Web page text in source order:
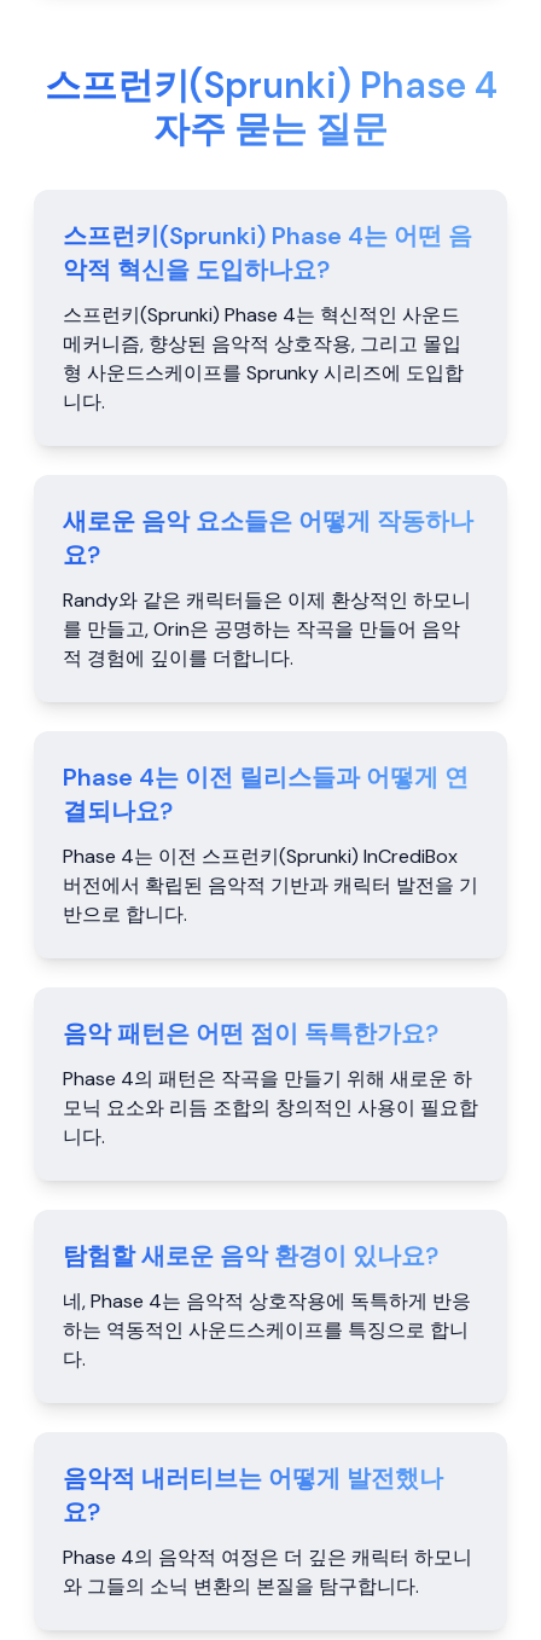
스프런키(Sprunki) Phase 4
자주 묻는 질문
스프런키(Sprunki) Phase 4는 어떤 음
악적 혁신을 도입하나요?
스프런키(Sprunki) Phase 4는 혁신적인 사운드
메커니즘, 향상된 음악적 상호작용, 그리고 몰입
형 사운드스케이프를 Sprunky 시리즈에 도입합
니다.
새로운 음악 요소들은 어떻게 작동하나
요?
Randy와 같은 캐릭터들은 이제 환상적인 하모니
를 만들고, Orin은 공명하는 작곡을 만들어 음악
적 경험에 깊이를 더합니다.
Phase 4는 이전 릴리스들과 어떻게 연
결되나요?
Phase 4는 이전 스프런키(Sprunki) InCrediBox
버전에서 확립된 음악적 기반과 캐릭터 발전을 기
반으로 합니다.
음악 패턴은 어떤 점이 독특한가요?
Phase 4의 패턴은 작곡을 만들기 위해 새로운 하
모닉 요소와 리듬 조합의 창의적인 사용이 필요합
니다.
탐험할 새로운 음악 환경이 있나요?
네, Phase 4는 음악적 상호작용에 독특하게 반응
하는 역동적인 사운드스케이프를 특징으로 합니
다.
음악적 내러티브는 어떻게 발전했나
요?
Phase 4의 음악적 여정은 더 깊은 캐릭터 하모니
와 그들의 소닉 변환의 본질을 탐구합니다.